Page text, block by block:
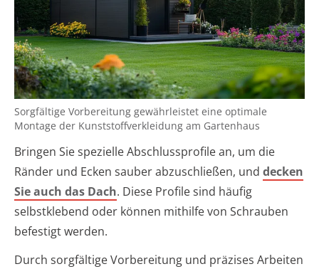
Sorgfältige Vorbereitung gewährleistet eine optimale
Montage der Kunststoffverkleidung am Gartenhaus
Bringen Sie spezielle Abschlussprofile an, um die
Ränder und Ecken sauber abzuschließen, und decken
Sie auch das Dach. Diese Profile sind häufig
selbstklebend oder können mithilfe von Schrauben
befestigt werden.
Durch sorgfältige Vorbereitung und präzises Arbeiten